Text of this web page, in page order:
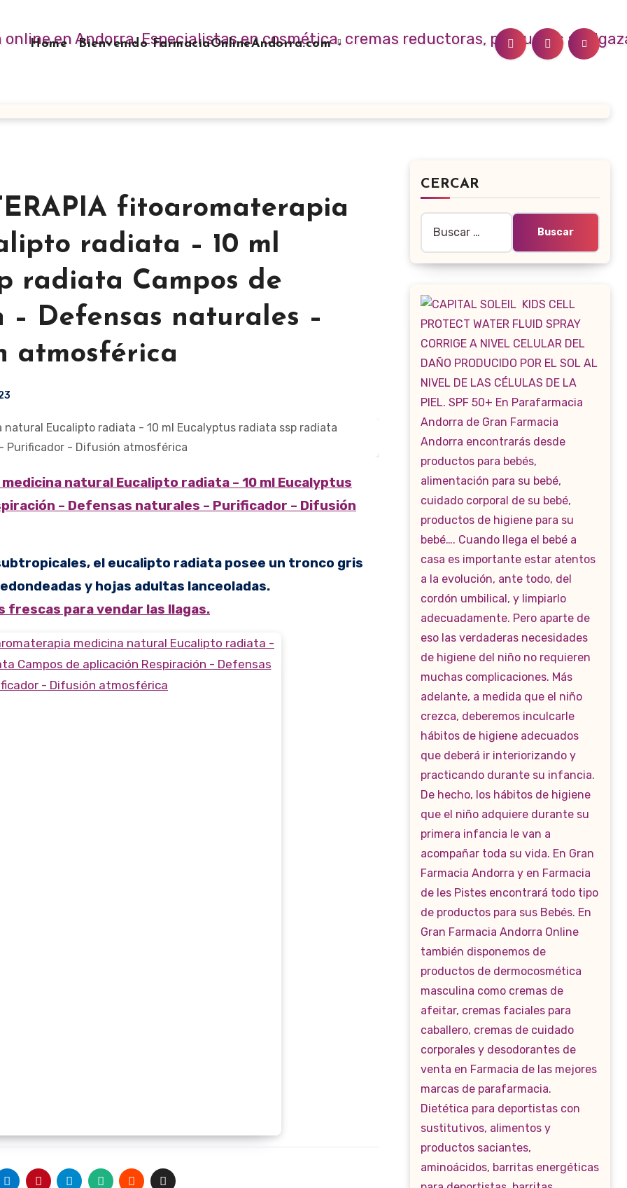
Home Bienvenido FarmaciaOnlineAndorra.com
fitoaromaterapia
radiata – 10 ml
radiata Campos de
Defensas naturales –
atmosférica
– Defensas naturales – Purificador – Difusión
el eucalipto radiata posee un tronco gris
y hojas adultas lanceoladas.
frescas para vendar las llagas.
CERCAR